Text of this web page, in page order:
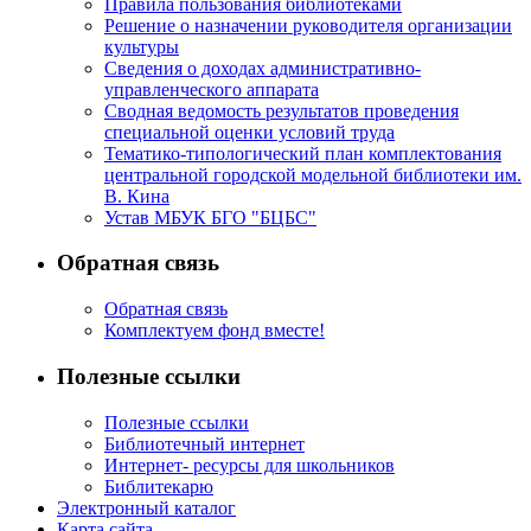
Решение о назначении руководителя организации
культуры
Сведения о доходах административно-
управленческого аппарата
Сводная ведомость результатов проведения
специальной оценки условий труда
Тематико-типологический план комплектования
центральной городской модельной библиотеки им.
В. Кина
Устав МБУК БГО "БЦБС"
Обратная связь
Обратная связь
Комплектуем фонд вместе!
Полезные ссылки
Полезные ссылки
Библиотечный интернет
Интернет- ресурсы для школьников
Библитекарю
Электронный каталог